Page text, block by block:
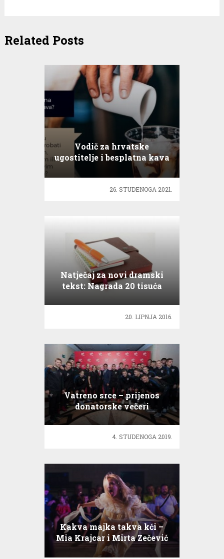
Related Posts
Vodič za hrvatske
ugostitelje i besplatna kava
26. STUDENOGA 2021.
Natječaj za novi dramski
tekst: Nagrada 20 tisuća
20. LIPNJA 2016.
Vatreno srce – prijenos
donatorske večeri
4. STUDENOGA 2019.
Kakva majka takva kći –
Mia Krajcar i Mirta Zečević